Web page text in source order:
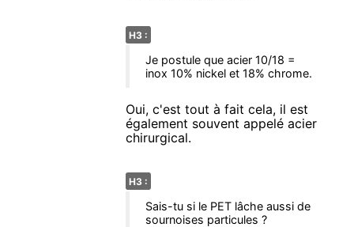
H3 :
Je postule que acier 10/18 =
inox 10% nickel et 18% chrome.
Oui, c'est tout à fait cela, il est
également souvent appelé acier
chirurgical.
H3 :
Sais-tu si le PET lâche aussi de
sournoises particules ?